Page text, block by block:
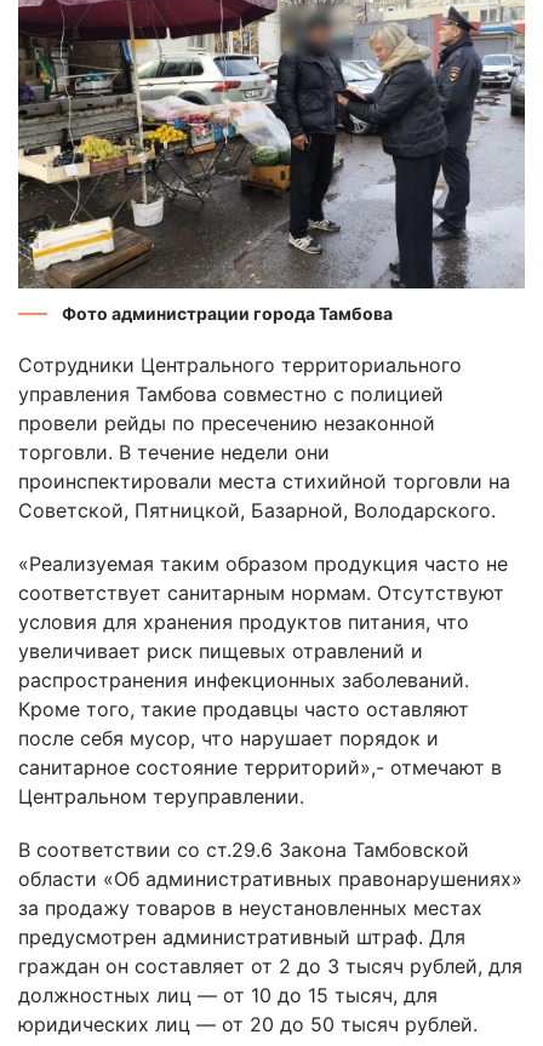
Фото администрации города Тамбова
Сотрудники Центрального территориального
управления Тамбова совместно с полицией
провели рейды по пресечению незаконной
торговли. В течение недели они
проинспектировали места стихийной торговли на
Советской, Пятницкой, Базарной, Володарского.
«Реализуемая таким образом продукция часто не
соответствует санитарным нормам. Отсутствуют
условия для хранения продуктов питания, что
увеличивает риск пищевых отравлений и
распространения инфекционных заболеваний.
Кроме того, такие продавцы часто оставляют
после себя мусор, что нарушает порядок и
санитарное состояние территорий»,- отмечают в
Центральном теруправлении.
В соответствии со ст.29.6 Закона Тамбовской
области «Об административных правонарушениях»
за продажу товаров в неустановленных местах
предусмотрен административный штраф. Для
граждан он составляет от 2 до 3 тысяч рублей, для
должностных лиц — от 10 до 15 тысяч, для
юридических лиц — от 20 до 50 тысяч рублей.